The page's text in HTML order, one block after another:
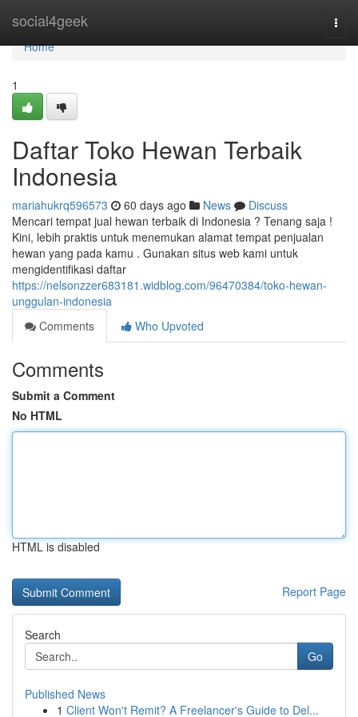
social4geek
Home
Home
1
Daftar Toko Hewan Terbaik
Indonesia
mariahukrq596573 60 days ago News
Discuss
Mencari tempat jual hewan terbaik di Indonesia ? Tenang saja !
Kini, lebih praktis untuk menemukan alamat tempat penjualan
hewan yang pada kamu . Gunakan situs web kami untuk
mengidentifikasi daftar
https://nelsonzzer683181.widblog.com/96470384/toko-hewan-
unggulan-indonesia
Comments
Who Upvoted
Comments
Submit a Comment
No HTML
HTML is disabled
Report Page
Search
Go
Published News
1 Client Won't Remit? A Freelancer's Guide to Del...